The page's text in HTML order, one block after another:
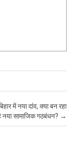
में नया दांव, क्या बन रहा
नया सामाजिक गठबंधन? →